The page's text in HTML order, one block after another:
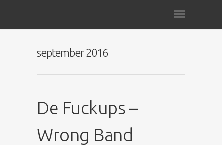
september 2016
De Fuckups –
Wrong Band